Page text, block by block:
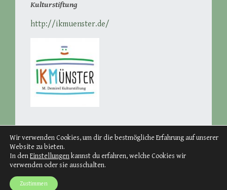
Kulturstiftung
http://ikmuenster.de/
Theme: Big Brother von
Wir verwenden Cookies, um dir die bestmögliche Erfahrung auf unserer
Website zu bieten.
In denEinstellungenkannst du erfahren, welche Cookies wir
verwenden oder sie ausschalten.
Zustimmen